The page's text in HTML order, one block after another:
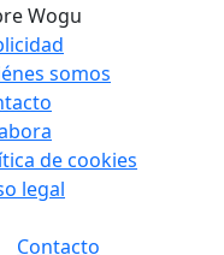
Wogu
somos
de cookies
legal
Contacto